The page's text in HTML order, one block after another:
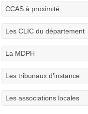
CCAS à proximité
Les CLIC du département
La MDPH
Les tribunaux d'instance
Les associations locales